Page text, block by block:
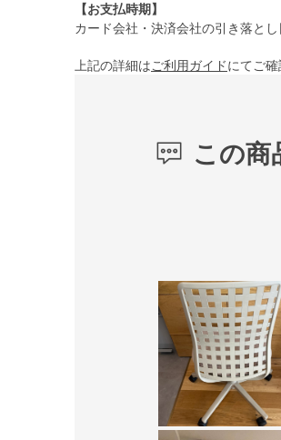
【お支払時期】
カード会社・決済会社の引き落とし
上記の詳細はご利用ガイドにてご確
この商